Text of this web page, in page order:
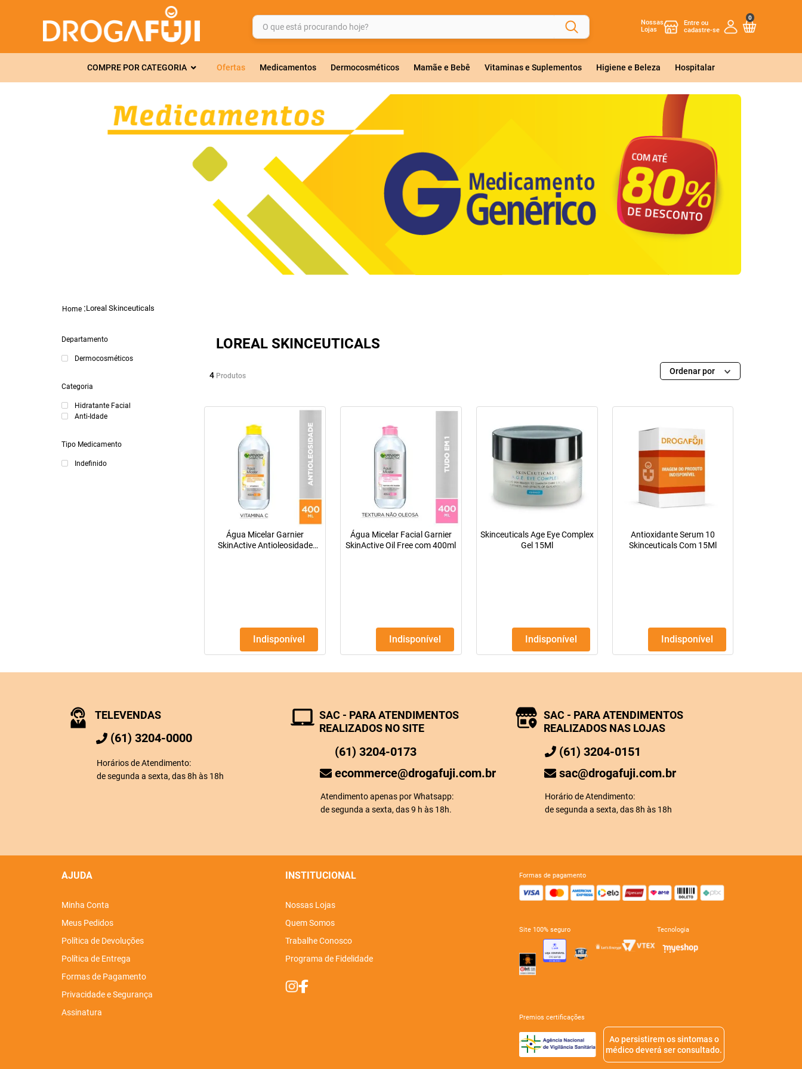
O que está procurando hoje?
Nossas
Lojas
0
COMPRE POR CATEGORIA Ofertas Medicamentos Dermocosméticos Mamãe e Bebê Vitaminas e Suplementos Higiene e Beleza Hospitalar
Loreal Skinceuticals
Departamento
Dermocosméticos
Categoria
Hidratante Facial
Anti-Idade
Tipo Medicamento
Indefinido
LOREAL SKINCEUTICALS
4 Produtos Ordenar por
Água Micelar Garnier
SkinActive Antioleosidade
Indisponível
Água Micelar Facial Garnier
SkinActive Oil Free com 400ml
Indisponível
Skinceuticals Age Eye Complex
Gel 15Ml
Indisponível
Antioxidante Serum 10
Skinceuticals Com 15Ml
Indisponível
TELEVENDAS
(61) 3204-0000
Horários de Atendimento:
de segunda a sexta, das 8h às 18h
SAC - PARA ATENDIMENTOS
REALIZADOS NO SITE
(61) 3204-0173
ecommerce@drogafuji.com.br
Atendimento apenas por Whatsapp:
de segunda a sexta, das 9 h às 18h.
SAC - PARA ATENDIMENTOS
REALIZADOS NAS LOJAS
(61) 3204-0151
sac@drogafuji.com.br
Horário de Atendimento:
de segunda a sexta, das 8h às 18h
AJUDA
Minha Conta
Meus Pedidos
Política de Devoluções
Política de Entrega
Formas de Pagamento
Privacidade e Segurança
Assinatura
INSTITUCIONAL
Nossas Lojas
Quem Somos
Trabalhe Conosco
Programa de Fidelidade
formas de pagamento
site 100% seguro tecnologia
premios certificações
Ao persistirem os sintomas o
médico deverá ser consultado.
TERMOS MAIS BUSCADOS
3º
mounjaro
4º
rosuvastatina 20mg
protetor solar
6º
dipirona
fraldas geriátricas
tadalafila
amoxicilina clavulanato